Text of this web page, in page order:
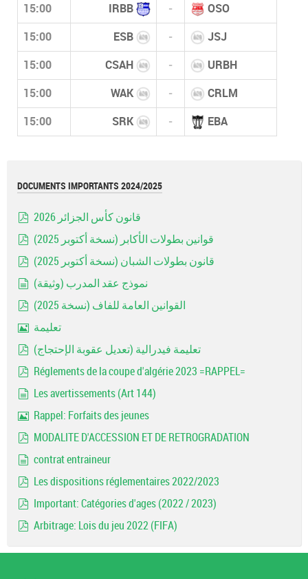
15:00 IRBB - OSO
15:00 ESB - JSJ
15:00 CSAH - URBH
15:00 WAK - CRLM
15:00 SRK - EBA
DOCUMENTS IMPORTANTS 2024/2025
قانون كأس الجزائر 2026
قوانين بطولات الأكابر (نسخة أكتوبر 2025)
قانون بطولات الشبان (نسخة أكتوبر 2025)
نموذج عقد المدرب (وثيقة)
القوانين العامة للفاف (نسخة 2025)
تعليمة
تعليمة فيدرالية (تعديل عقوبة الإحتجاج)
Réglements de la coupe d'algérie 2023 =RAPPEL=
Les avertissements (Art 144)
Rappel: Forfaits des jeunes
MODALITE D'ACCESSION ET DE RETROGRADATION
contrat entraineur
Les dispositions réglementaires 2022/2023
Important: Catégories d'ages (2022 / 2023)
Arbitrage: Lois du jeu 2022 (FIFA)